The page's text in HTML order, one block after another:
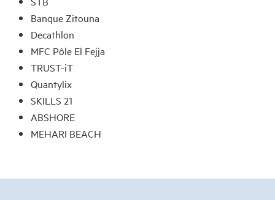
Banque Zitouna
Decathlon
MFC Pôle El Fejja
TRUST-iT
Quantylix
SKILLS 21
ABSHORE
MEHARI BEACH